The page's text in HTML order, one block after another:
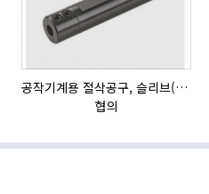
공작기계용 절삭공구, 슬리브(SLEEVE)
협의